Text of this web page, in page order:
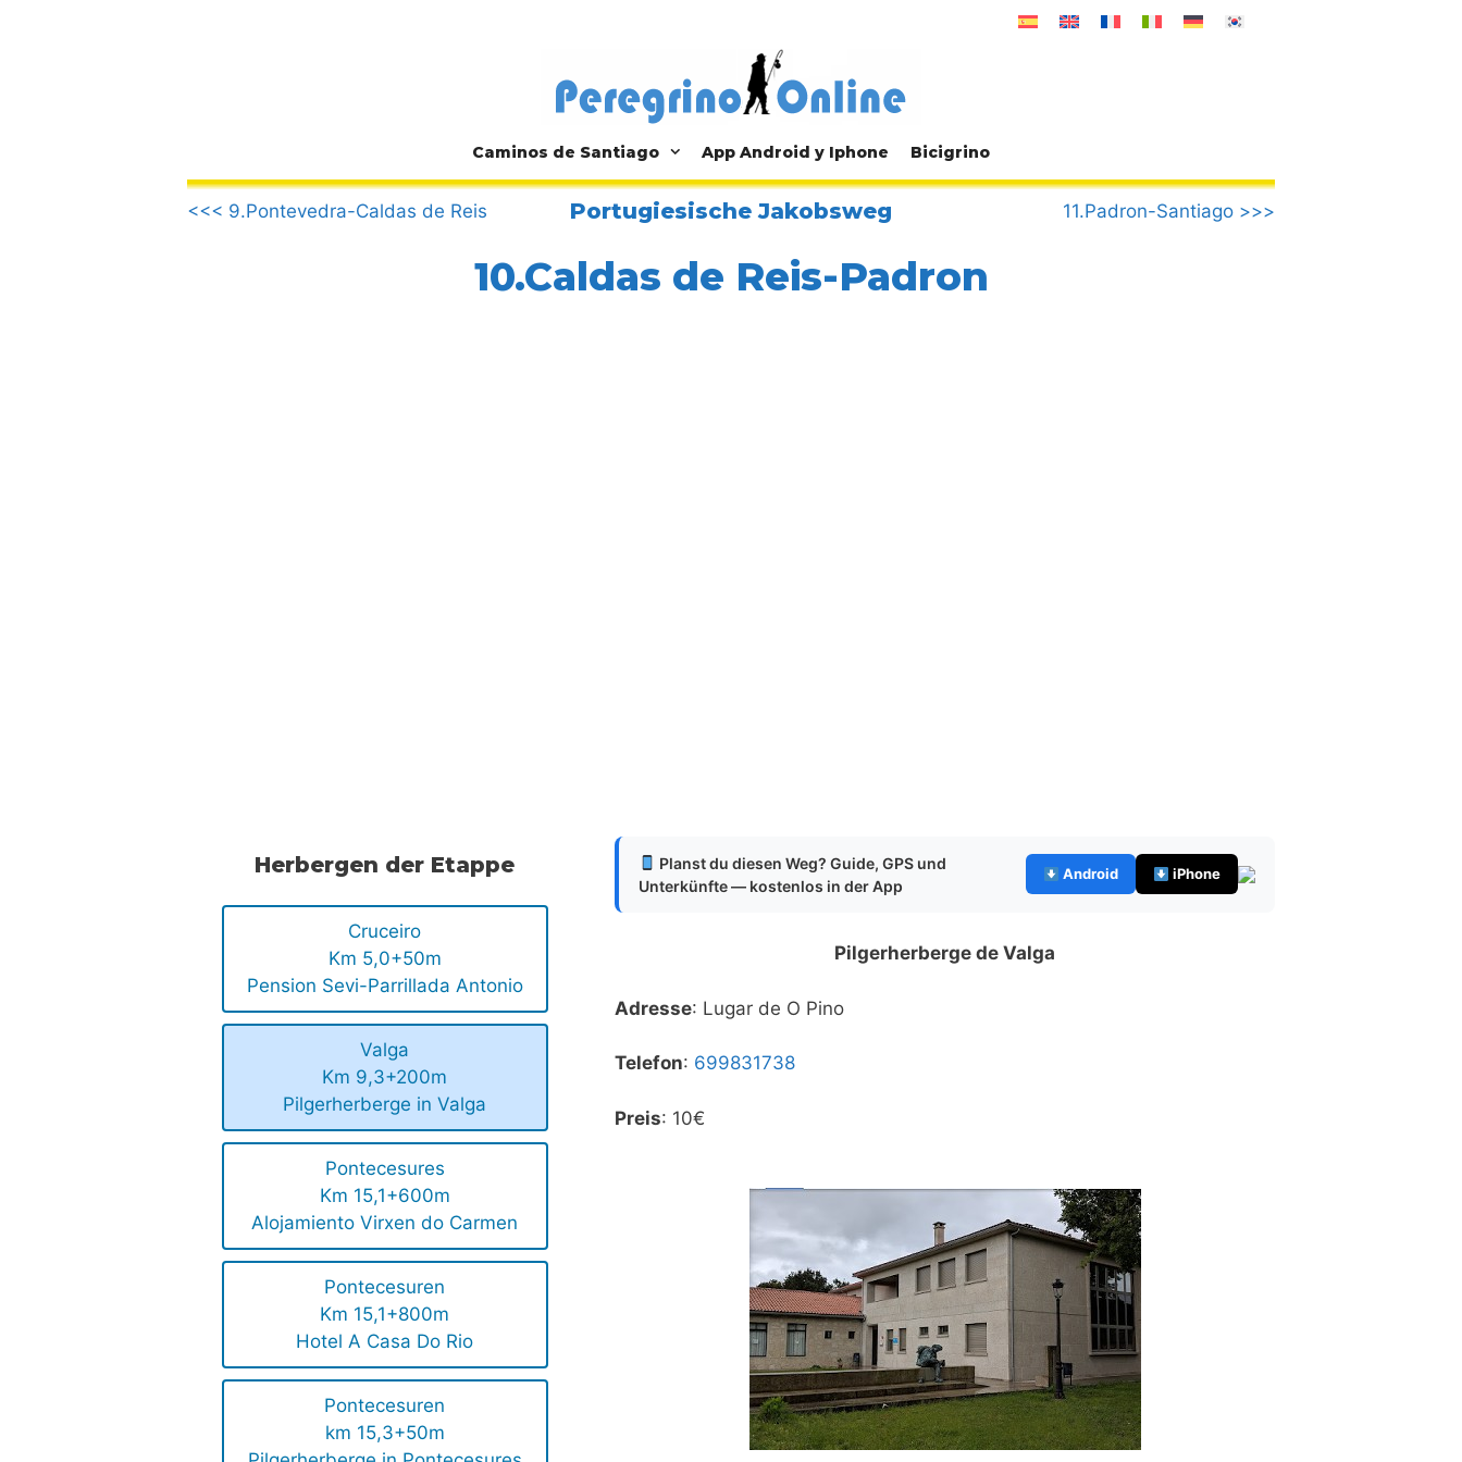
Caminos de Santiago App Android y Iphone Bicigrino
.
<<< 9.Pontevedra-Caldas de Reis
Portugiesische Jakobsweg 11.Padron-Santiago >>>
10.Caldas de Reis-Padron
Herbergen der Etappe
Cruceiro
Km 5,0+50m
Pension Sevi-Parrillada Antonio
Valga
Km 9,3+200m
Pilgerherberge in Valga
Pontecesures
Km 15,1+600m
Alojamiento Virxen do Carmen
Pontecesuren
Km 15,1+800m
Hotel A Casa Do Rio
Pontecesuren
km 15,3+50m
Planst du diesen Weg? Guide, GPS und
Unterkünfte — kostenlos in der App
Android iPhone
Pilgerherberge de Valga
Adresse: Lugar de O Pino
Telefon: 699831738
Preis: 10€